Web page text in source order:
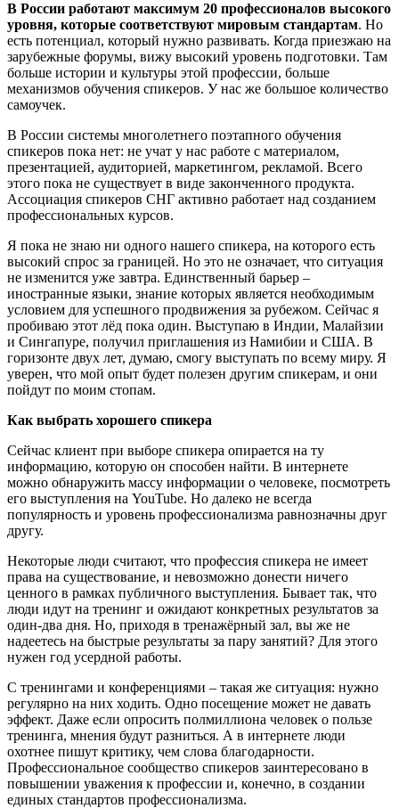
В России работают максимум 20 профессионалов высокого
уровня, которые соответствуют мировым стандартам. Но
есть потенциал, который нужно развивать. Когда приезжаю на
зарубежные форумы, вижу высокий уровень подготовки. Там
больше истории и культуры этой профессии, больше
механизмов обучения спикеров. У нас же большое количество
самоучек.
В России системы многолетнего поэтапного обучения
спикеров пока нет: не учат у нас работе с материалом,
презентацией, аудиторией, маркетингом, рекламой. Всего
этого пока не существует в виде законченного продукта.
Ассоциация спикеров СНГ активно работает над созданием
профессиональных курсов.
Я пока не знаю ни одного нашего спикера, на которого есть
высокий спрос за границей. Но это не означает, что ситуация
не изменится уже завтра. Единственный барьер –
иностранные языки, знание которых является необходимым
условием для успешного продвижения за рубежом. Сейчас я
пробиваю этот лёд пока один. Выступаю в Индии, Малайзии
и Сингапуре, получил приглашения из Намибии и США. В
горизонте двух лет, думаю, смогу выступать по всему миру. Я
уверен, что мой опыт будет полезен другим спикерам, и они
пойдут по моим стопам.
Как выбрать хорошего спикера
Сейчас клиент при выборе спикера опирается на ту
информацию, которую он способен найти. В интернете
можно обнаружить массу информации о человеке, посмотреть
его выступления на YouTube. Но далеко не всегда
популярность и уровень профессионализма равнозначны друг
другу.
Некоторые люди считают, что профессия спикера не имеет
права на существование, и невозможно донести ничего
ценного в рамках публичного выступления. Бывает так, что
люди идут на тренинг и ожидают конкретных результатов за
один-два дня. Но, приходя в тренажёрный зал, вы же не
надеетесь на быстрые результаты за пару занятий? Для этого
нужен год усердной работы.
С тренингами и конференциями – такая же ситуация: нужно
регулярно на них ходить. Одно посещение может не давать
эффект. Даже если опросить полмиллиона человек о пользе
тренинга, мнения будут разниться. А в интернете люди
охотнее пишут критику, чем слова благодарности.
Профессиональное сообщество спикеров заинтересовано в
повышении уважения к профессии и, конечно, в создании
единых стандартов профессионализма.